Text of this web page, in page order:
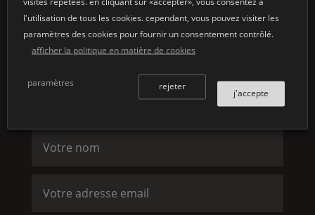
l'utilisation de tous les cookies. cependant, vous pouvez visiter les
paramètres des cookies pour fournir un consentement contrôlé.
afficher la politique en matière de cookies
paramètres
j'accepte
rejeter